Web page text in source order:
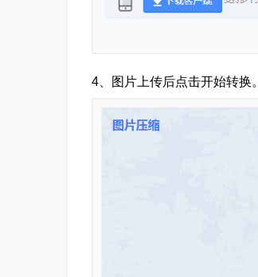
4、图片上传后点击开始转换。